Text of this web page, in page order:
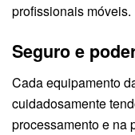
profissionais móveis.
Seguro e
Cada equipamento
cuidadosamente
processamento e na